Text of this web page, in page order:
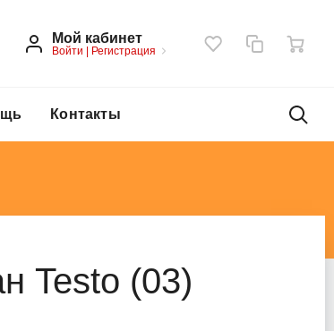
Мой кабинет
Войти | Регистрация
Контакты
Testo (03)